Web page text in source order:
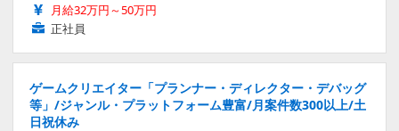
月給32万円～50万円
正社員
ゲームクリエイター「プランナー・ディレクター・デバッグ
等」/ジャンル・プラットフォーム豊富/月案件数300以上/土
日祝休み